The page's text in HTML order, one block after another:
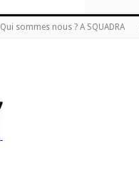
Qui sommes nous ? A SQUADRA